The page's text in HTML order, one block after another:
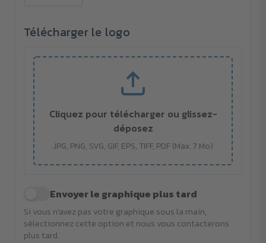
Télécharger le logo
Cliquez pour télécharger ou glissez-
déposez
JPG, PNG, SVG, GIF, EPS, TIFF, PDF (Max. 7 Mo)
Envoyer le graphique plus tard
Si vous n'avez pas votre graphique sous la main,
sélectionnez cette option et nous vous contacterons
plus tard.